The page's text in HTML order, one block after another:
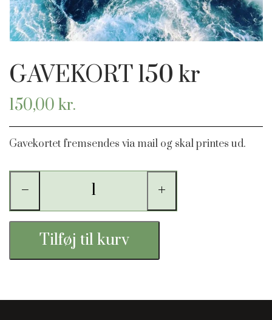
HAVFRUE JUVELER ØRESMYKKER
GAVEKORT
HAVFRUE KNAPPER
GAVEKORT 150 kr
150,00 kr.
Gavekortet fremsendes via mail og skal printes ud.
− +
Tilføj til kurv